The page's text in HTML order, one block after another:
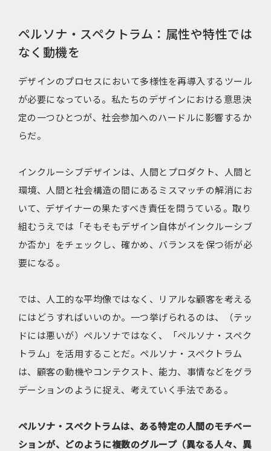
ペルソナ・スペクトラム：属性や特性では
なく動機を
デザインのプロセスにおいて多様性を再導入するツール
が必要になっている。私たちのデザインにおける意思決
定の一つひとつが、社会参加へのハードルに影響するか
らだ。
インクルーシブデザインは、人間とプロダクト、人間と
環境、人間と社会構造の間にあるミスマッチの解消にお
いて、デザイナーの果たすべき責任を問うている。取り
組むうえでは「そもそもデザイン自体がインクルーシブ
か否か」をチェックし、確かめ、バランスを保つ術が必
要になる。
では、人工的な平均像ではなく、リアルな顧客を考える
にはどうすればいいのか。一つ挙げられるのは、（テッ
ドには悪いが）ペルソナではなく、「ペルソナ・スペク
トラム」を活用することだ。ペルソナ・スペクトラム
は、顧客の動機やコンテクスト、能力、事情などをグラ
デーションのように捉え、考えていく手法である。
ペルソナ・スペクトラムは、ある特定の人間のモチベー
ションが、どのように複数のグループ（異なる人々、異